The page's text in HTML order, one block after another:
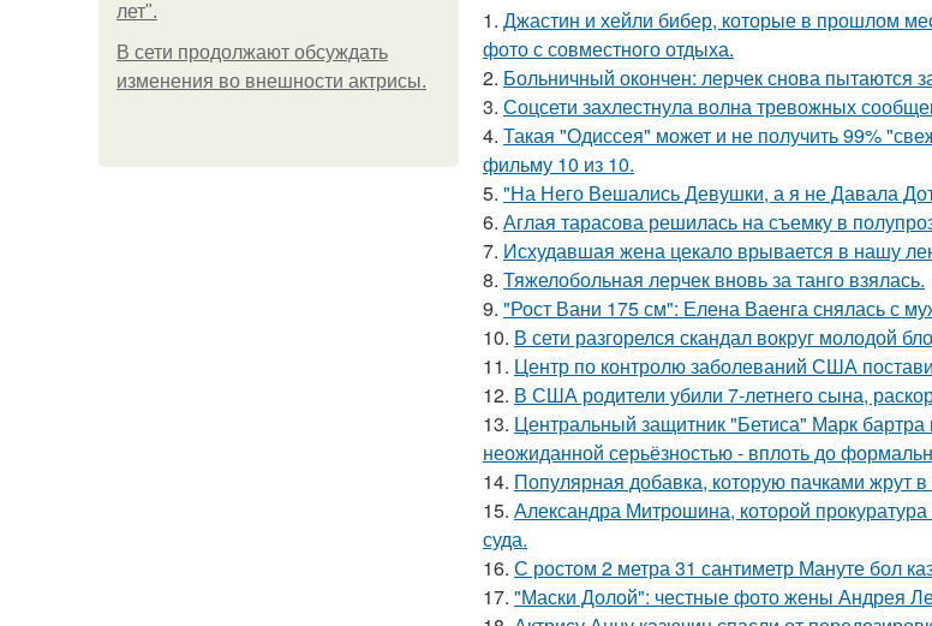
лет".
В сети продолжают обсуждать
изменения во внешности актрисы.
1. Джастин и хейли бибер, которые в прошлом
фото с совместного отдыха.
2. Больничный окончен: лерчек снова пытаются
3. Соцсети захлестнула волна тревожных
4. Такая "Одиссея" может и не получить 99%
фильму 10 из 10.
5. "На Него Вешались Девушки, а я не Давала
6. Аглая тарасова решилась на съемку в
7. Исхудавшая жена цекало врывается в нашу
8. Тяжелобольная лерчек вновь за танго взялась.
9. "Рост Вани 175 см": Елена Ваенга снялась с
10. В сети разгорелся скандал вокруг молодой
11. Центр по контролю заболеваний США
12. В США родители убили 7-летнего сына,
13. Центральный защитник "Бетиса" Марк
неожиданной серьёзностью - вплоть до
14. Популярная добавка, которую пачками жрут
15. Александра Митрошина, которой
суда.
16. С ростом 2 метра 31 сантиметр Мануте бол
17. "Маски Долой": честные фото жены Андрея